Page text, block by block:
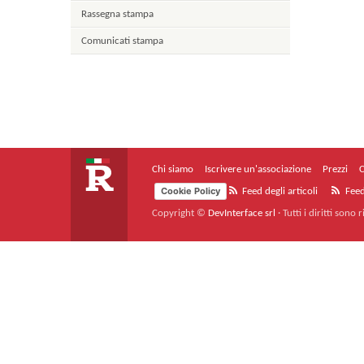
Rassegna stampa
Comunicati stampa
Chi siamo Iscrivere un'associazione Prezzi
Cookie Policy Feed degli articoli
Copyright © DevInterface srl · Tutti i diritti sono